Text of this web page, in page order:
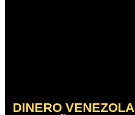
DINERO